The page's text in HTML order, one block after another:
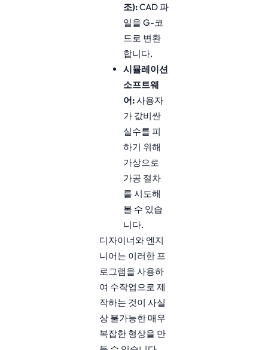
조):CAD 파
일을 G-코
드로 변환
합니다.
시뮬레이션
소프트웨
어:사용자
가 값비싼
실수를 피
하기 위해
가상으로
가공 절차
를 시도해
볼 수 있습
니다.
디자이너와 엔지
니어는 이러한 프
로그램을 사용하
여 수작업으로 제
작하는 것이 사실
상 불가능한 매우
복잡한 형상을 만